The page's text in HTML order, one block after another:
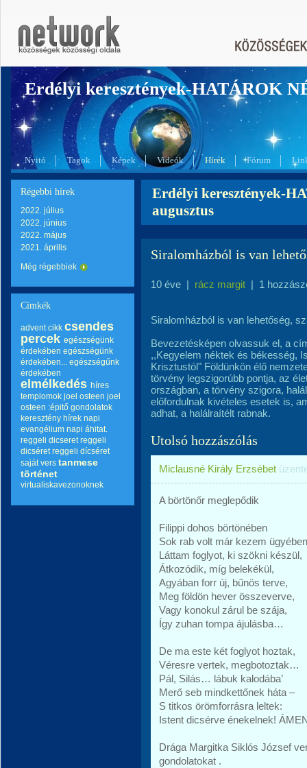
Erdélyi keresztények-HATÁROK
Nyitó Tagok Képek Videók Hírek Fórum
Régebbi hírek
2022. július
2022. június
2022. május
2021. április
Még régebbiek
Címkék
advent cikk csendes
percek egészségünk
érdekében egészségünk
érdekében... egészségűnk
érdekében
elmélkedés híres
templomok joel osteen joel
osteen :épitő gondolatok
keresztény hírek napi
evangélium napi áhitat.
reggeli dicseret reggeli
dicséret reggeli dícséret
saját vers tanmese
történet
virtualiskavezonoknek
Erdélyi keresztények-
augusztus
Siralomházból is van
10 éve | rácz margit | 1
Siralomházból is van lehetőség,
Bevezetésképen olvassuk el, a
,,Kegyelem néktek és békesség,
Krisztustól" Földünkön élő
törvény legszigorúbb pontja, az
országban, a törvény szigora,
előfordulnak kivételes esetek is,
adhat, a halálraítélt rabnak.
Utolsó hozzászólás
Miclausné Király Erzsébet
A börtönőr meglepődik
Filippi dohos börtönében
Sok rab volt már kezem
Láttam foglyot, ki szökni készül,
Átkozódik, míg belekékül,
Agyában forr új, bűnös terve,
Meg földön hever összeverve,
Vagy konokul zárul be szája,
Így zuhan tompa ájulásba…
De ma este két foglyot hoztak,
Véresre vertek, megbotoztak…
Pál, Silás… lábuk kalodába’
Merő seb mindkettőnek háta –
S titkos örömforrásra leltek:
Istent dicsérve énekelnek!
Drága Margitka Siklós József
gondolatokat .